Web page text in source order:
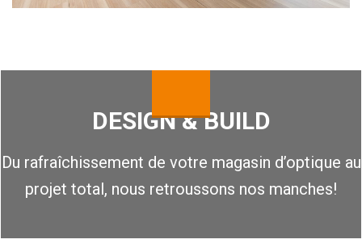
DESIGN & BUILD
Du rafraîchissement de votre magasin d’optique au
projet total, nous retroussons nos manches!